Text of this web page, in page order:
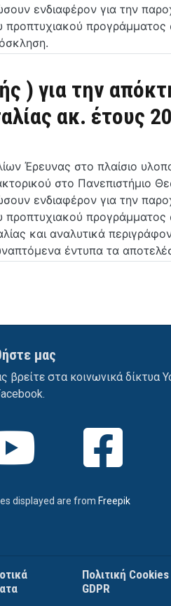
ενδιαφέρον για την
προγράμματος
) για την
ακ. έτους
Έρευνας στο πλαίσιο
στο
ενδιαφέρον για την
και αναλυτικά
έντυπα τα
μας
βρείτε στα κοινωνικά δίκτυα
displayed are from Freepik
Πολιτική
GDPR